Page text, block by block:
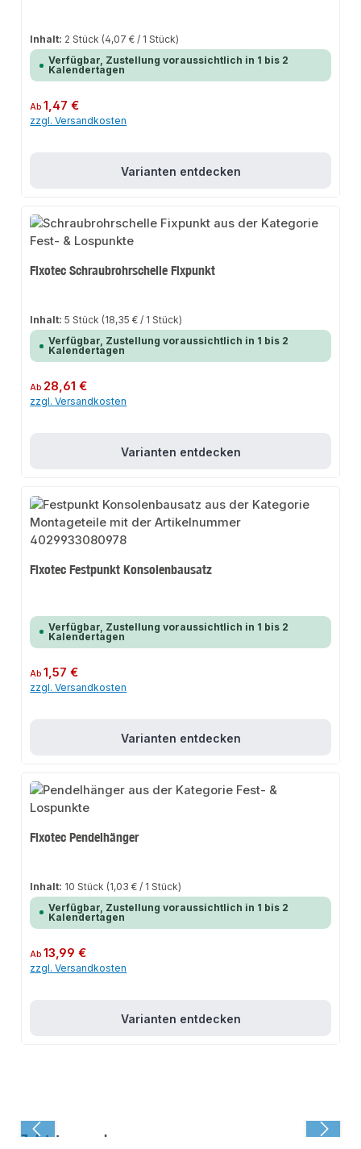
Inhalt: 2 Stück (4,07 € / 1 Stück)
Verfügbar, Zustellung voraussichtlich in 1 bis 2
Kalendertagen
Regulärer Preis:
Ab1,47 €
zzgl. Versandkosten
Varianten entdecken
Fixotec Schraubrohrschelle Fixpunkt
Inhalt:5 Stück (18,35 € / 1 Stück)
Verfügbar, Zustellung voraussichtlich in 1 bis 2
Kalendertagen
Regulärer Preis:
Ab 28,61 €
zzgl. Versandkosten
Varianten entdecken
Fixotec Festpunkt Konsolenbausatz
Verfügbar, Zustellung voraussichtlich in 1 bis 2
Kalendertagen
Regulärer Preis:
Ab1,57 €
zzgl. Versandkosten
Varianten entdecken
Fixotec Pendelhänger
Inhalt: 10 Stück (1,03 € / 1 Stück)
Verfügbar, Zustellung voraussichtlich in 1 bis 2
Kalendertagen
Regulärer Preis:
Ab13,99 €
zzgl. Versandkosten
Varianten entdecken
Zuletzt angesehen: